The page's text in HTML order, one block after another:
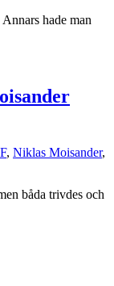
hade man
, Niklas Moisander,
båda trivdes och